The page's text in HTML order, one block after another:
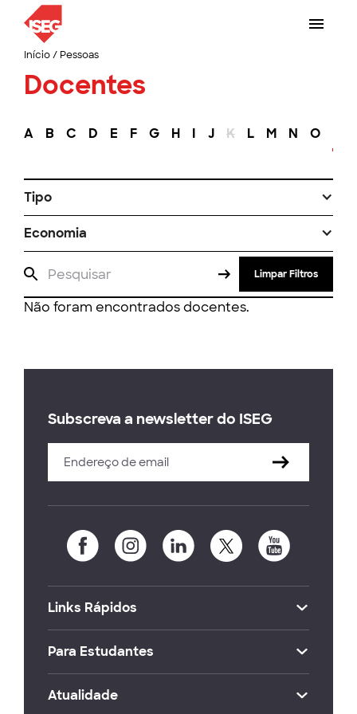
Início/ Pessoas
Docentes
A B C D E F G H I J K L M N O
Tipo
Economia
Limpar Filtros
Não foram encontrados docentes.
Subscreva a newsletter do ISEG
Links Rápidos
Para Estudantes
Atualidade